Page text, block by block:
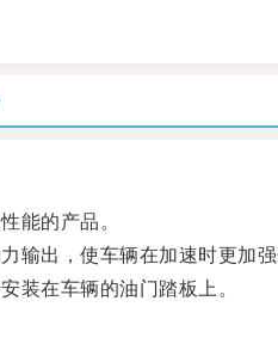
能的产品。
出，使车辆在加速时更加强
在车辆的油门踏板上。